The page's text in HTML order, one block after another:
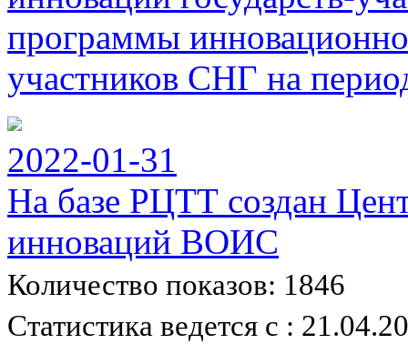
программы
участников СНГ на
2022-01-31
На базе РЦТТ создан
инноваций ВОИС
Количество показов: 1846
Статистика ведется с :